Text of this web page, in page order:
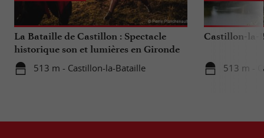
La Bataille de Castillon : Spectacle
historique son et lumières en Gironde
513 m - Castillon-la-Bataille
Castillon-la-
513 m -